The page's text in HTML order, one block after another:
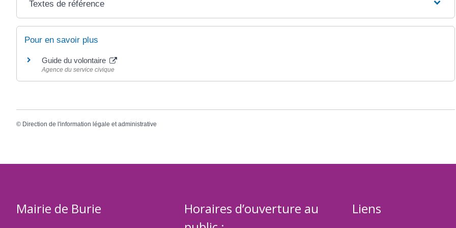
Textes de référence
Pour en savoir plus
Guide du volontaire
Agence du service civique
© Direction de l'information légale et administrative
Mairie de Burie
Horaires d’ouverture au
Liens